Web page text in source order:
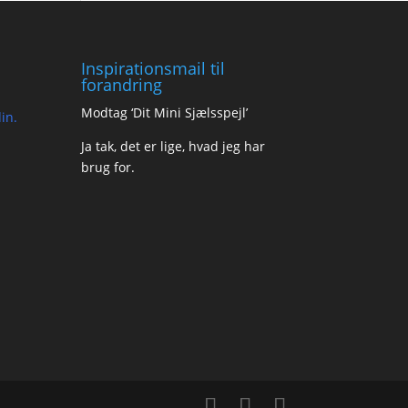
Inspirationsmail til
forandring
Modtag ‘Dit Mini Sjælsspejl’
Ja tak, det er lige, hvad jeg har
brug for.